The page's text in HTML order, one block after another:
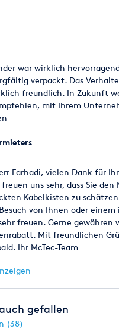
war wirklich
verpackt. Das
freundlich. In Zukunft
mit Ihrem
Farhadi, vielen Dank für
uns sehr, dass Sie den
Kabelkisten zu
von Ihnen oder einem
freuen. Gerne gewähren
Mit freundlichen
Ihr McTec-Team
gefallen
(38)